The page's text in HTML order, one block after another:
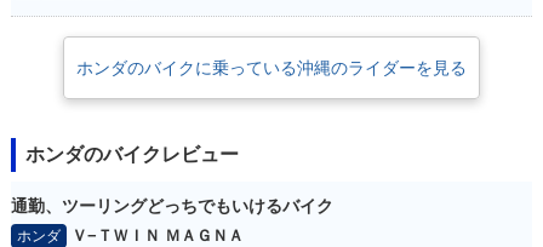
2012年 Giorno・カ
ラーチェンジ
2011年 Giorno・新
登場
ホンダのバイクに乗っている沖縄のライダーを見る
ホンダのバイクレビュー
通勤、ツーリングどっちでもいけるバイク
ホンダ
Ｖ−ＴＷＩＮ ＭＡＧＮＡ